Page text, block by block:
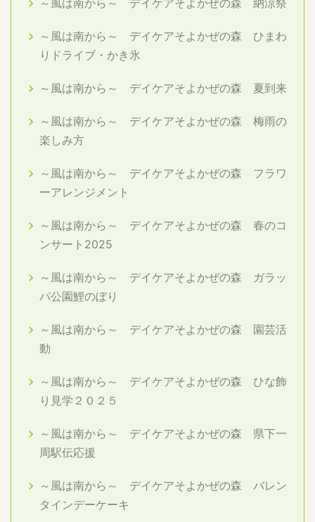
～風は南から～ デイケアそよかぜの森 納涼祭
～風は南から～ デイケアそよかぜの森 ひまわ
りドライブ・かき氷
～風は南から～ デイケアそよかぜの森 夏到来
～風は南から～ デイケアそよかぜの森 梅雨の
楽しみ方
～風は南から～ デイケアそよかぜの森 フラワ
ーアレンジメント
～風は南から～ デイケアそよかぜの森 春のコ
ンサート2025
～風は南から～ デイケアそよかぜの森 ガラッ
パ公園鯉のぼり
～風は南から～ デイケアそよかぜの森 園芸活
動
～風は南から～ デイケアそよかぜの森 ひな飾
り見学２０２５
～風は南から～ デイケアそよかぜの森 県下一
周駅伝応援
～風は南から～ デイケアそよかぜの森 バレン
タインデーケーキ